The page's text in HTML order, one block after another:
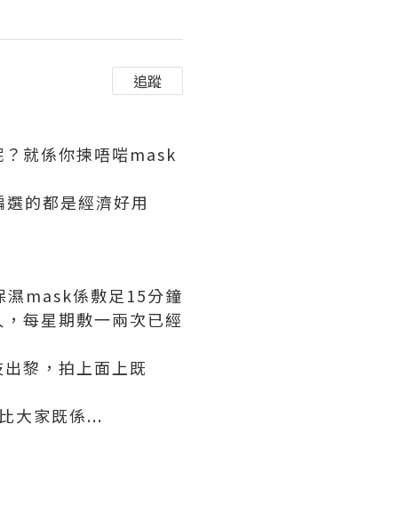
追蹤
就係你揀唔啱mask
的都是經濟好用
mask係敷足15分鐘
每星期敷一兩次已經
黎，拍上面上既
大家既係...